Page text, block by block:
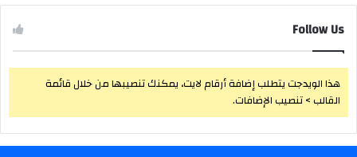
Follow Us
هذا الويدجت يتطلب إضافة أرقام لايت، يمكنك تنصيبها من خلال قائمة
القالب > تنصيب الإضافات.